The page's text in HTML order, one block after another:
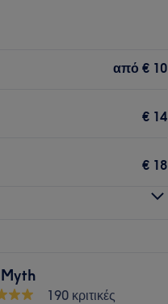
προσφέρει μια μεγάλη
από € 10
€ 14
€ 18
190 κριτικές